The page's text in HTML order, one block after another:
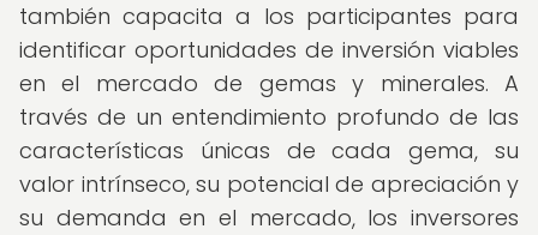
también capacita a los participantes para
identificar oportunidades de inversión viables
en el mercado de gemas y minerales. A
través de un entendimiento profundo de las
características únicas de cada gema, su
valor intrínseco, su potencial de apreciación y
su demanda en el mercado, los inversores